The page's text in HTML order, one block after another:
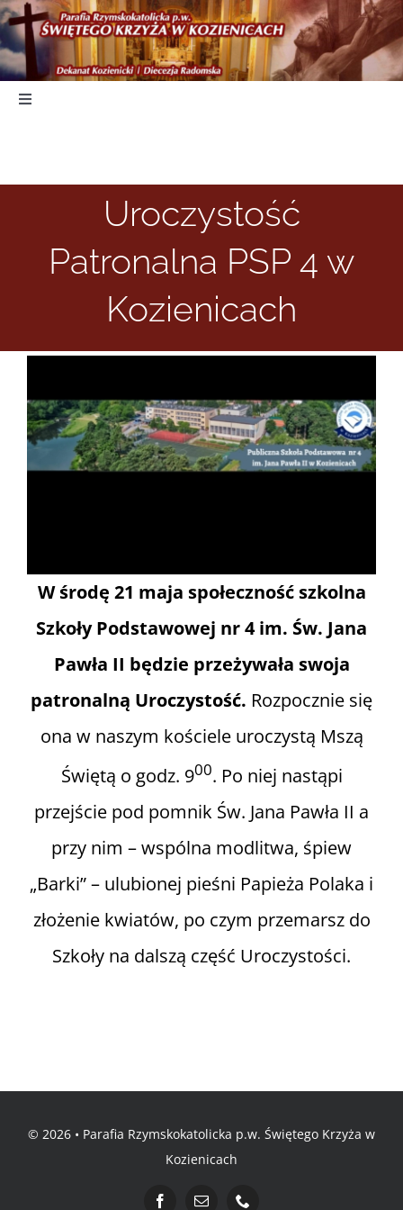
Skip
to
content
Toggle
Duszpasterstwo
Nabożeństwa
Informacje i media katolickie
Polski Ład
Uroczystość
Patronalna PSP 4 w
Kozienicach
W środę 21 maja społeczność szkolna
Szkoły Podstawowej nr 4 im. Św. Jana
Pawła II będzie przeżywała swoja
patronalną Uroczystość. Rozpocznie się
ona w naszym kościele uroczystą Mszą
Świętą o godz. 900. Po niej nastąpi
przejście pod pomnik Św. Jana Pawła II a
przy nim – wspólna modlitwa, śpiew
„Barki” – ulubionej pieśni Papieża Polaka i
złożenie kwiatów, po czym przemarsz do
Szkoły na dalszą część Uroczystości.
© 2026 • Parafia Rzymskokatolicka p.w. Świętego Krzyża w
Kozienicach